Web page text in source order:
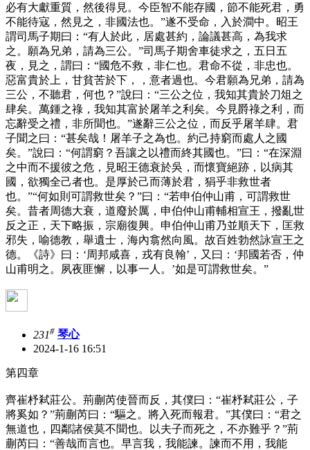
必有大獻重質，然後得見。今臣智不能存國，節不能死君，勇
不能待寇，然見之，非國法也。”遂不受命，入於澗中。昭王
謂司馬子期曰：“有人於此，居處甚約，論議甚高，為我求
之。願為兄弟，請為三公。”司馬子期舍車徒求之，五日五
夜，見之，謂曰：“國危不救，非仁也。君命不從，非忠也。
惡富貴於上，甘貧苦於下，，意者過也。今君願為兄弟，請為
三公，不聽君，何也？”說曰：“三公之位，我知其貴於刀俎之
肆矣。萬鍾之祿，我知其富於屠羊之利矣。今見爵祿之利，而
忘辭受之禮，非所聞也。”遂辭三公之位，而反乎屠羊肆。君
子聞之曰：“甚矣哉！屠羊子之為也。約己持窮而處人之國
矣。”說曰：“何謂窮？吾讓之以禮而終其國也。”曰：“在深淵
之中而不援彼之危，見昭王德衰於吳，而懷寶絕跡，以病其
國，欲獨全己者也。是厚於己而薄於君，狷乎非救世者
也。”“何如則可謂救世矣？”曰：“若申伯仲山甫，可謂救世
矣。昔者周德大衰，道廢於厲，申伯仲山甫輔相宣王，撥亂世
反之正，天下略振，宗廟復興。申伯仲山甫乃並順天下，匡救
邪失，喻德教，舉遺士，海內翕然向風。故百姓勃然詠宣王之
德。《詩》曰：‘周邦咸喜，戎有良翰’，又曰：‘邦國若否，仲
山甫明之。夙夜匪懈，以事一人。’如是可謂救世矣。”
231# 琴心
2024-1-16 16:51
第四章
齊崔杼弒莊公。荊蒯芮使晉而反，其僕曰：“崔杼弒莊公，子
將奚如？”荊蒯芮曰：“驅之。將入死而報君。”其僕曰：“君之
無道也，四鄰諸侯莫不聞也。以夫子而死之，不亦難乎？”荊
蒯芮曰：“善哉而言也。早言我，我能諫。諫而不用，我能